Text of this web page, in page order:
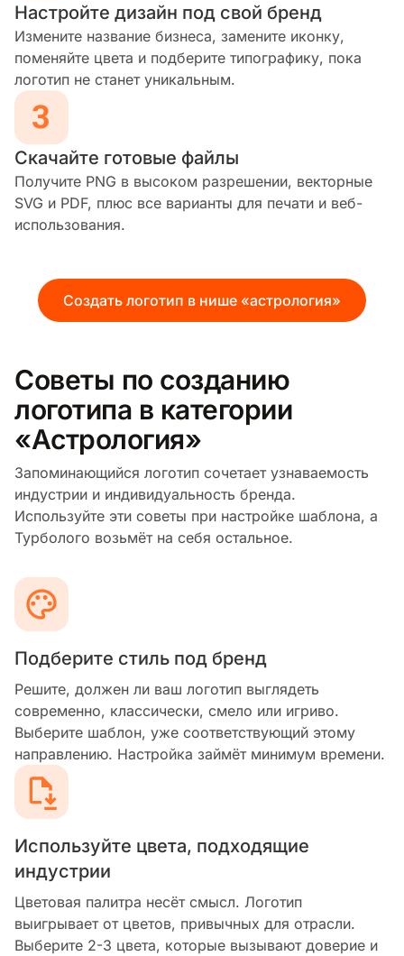
Настройте дизайн под свой бренд
Измените название бизнеса, замените иконку,
поменяйте цвета и подберите типографику, пока
логотип не станет уникальным.
Скачайте готовые файлы
Получите PNG в высоком разрешении, векторные
SVG и PDF, плюс все варианты для печати и веб-
использования.
Создать логотип в нише «астрология»
Советы по созданию
логотипа в категории
«Астрология»
Запоминающийся логотип сочетает узнаваемость
индустрии и индивидуальность бренда.
Используйте эти советы при настройке шаблона, а
Турболого возьмёт на себя остальное.
Подберите стиль под бренд
Решите, должен ли ваш логотип выглядеть
современно, классически, смело или игриво.
Выберите шаблон, уже соответствующий этому
направлению. Настройка займёт минимум времени.
Используйте цвета, подходящие
индустрии
Цветовая палитра несёт смысл. Логотип
выигрывает от цветов, привычных для отрасли.
Выберите 2-3 цвета, которые вызывают доверие и